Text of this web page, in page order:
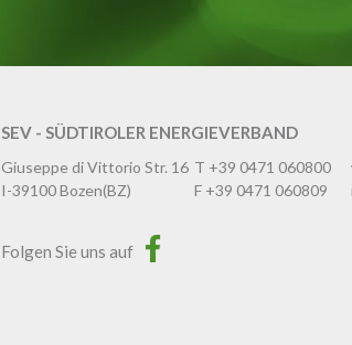
SEV - SÜDTIROLER ENERGIEVERBAND
Giuseppe di Vittorio Str. 16
I-39100Bozen(BZ)
T +39 0471 060800
F +39 0471 060809
Folgen Sie uns auf